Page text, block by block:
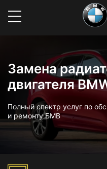
Замена
двигателя
Полный спектр услуг по
и ремонту БМВ